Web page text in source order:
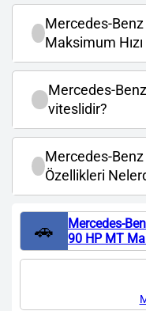
Mercedes-Benz
Maksimum
Mercedes-
viteslidir?
Mercedes-Benz
Özellikleri
🚗
Mercedes-
90 HP MT